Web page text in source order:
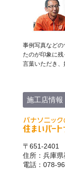
事例写真など
たのが印象に
言葉いただき、
施工店情報
〒651-2401
住所：兵庫県
電話：078-